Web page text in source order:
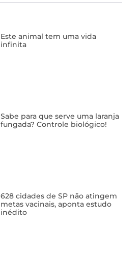
Este animal tem uma vida
infinita
Sabe para que serve uma laranja
fungada? Controle biológico!
628 cidades de SP não atingem
metas vacinais, aponta estudo
inédito